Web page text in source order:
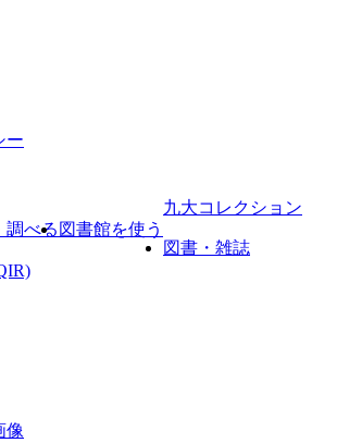
ー
調べる 図書館を使う
九大コレクション
図書・雑誌
像